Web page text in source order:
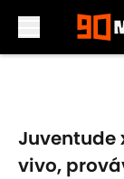
Juventude
vivo,